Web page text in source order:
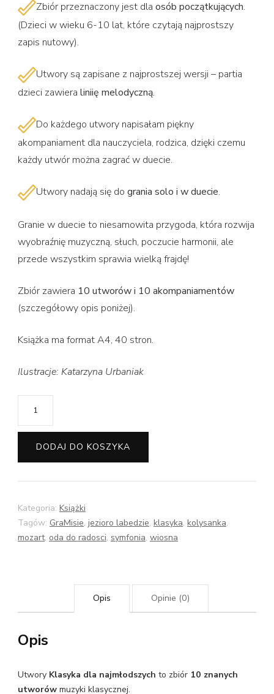
Zbiór przeznaczony jest dla osób początkujących.
(Dzieci w wieku 6-10 lat, które czytają najprostszy
zapis nutowy).
Utwory są zapisane z najprostszej wersji – partia
dzieci zawiera liniię melodyczną.
Do każdego utwory napisałam piękny
akompaniament dla nauczyciela, rodzica, dzięki czemu
każdy utwór można zagrać w duecie.
Utwory nadają się do grania solo i w duecie.
Granie w duecie to niesamowita przygoda, która rozwija
wyobraźnię muzyczną, słuch, poczucie harmonii, ale
przede wszystkim sprawia wielką frajdę!
Zbiór zawiera 10 utworów i 10 akompaniamentów
(szczegółowy opis poniżej).
Książka ma format A4, 40 stron.
Ilustracje: Katarzyna Urbaniak
w
aranżacji
fortepianowej
(melodia
ucznia
pięknym
DODAJ DO KOSZYKA
Kategoria: Książki
Tagów: GraMisie, jezioro labedzie, klasyka, kolysanka,
mozart, oda do radosci, symfonia, wiosna
Opis Opinie (0)
Opis
Utwory Klasyka dla najmłodszych to zbiór 10 znanych
utworów muzyki klasycznej.